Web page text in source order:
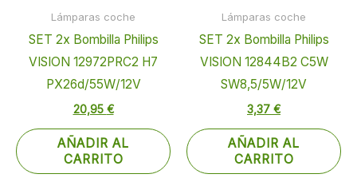
Lámparas coche
SET 2x Bombilla Philips
VISION 12972PRC2 H7
PX26d/55W/12V
20,95 €
AÑADIR AL
CARRITO
Lámparas coche
SET 2x Bombilla Philips
VISION 12844B2 C5W
SW8,5/5W/12V
3,37 €
AÑADIR AL
CARRITO